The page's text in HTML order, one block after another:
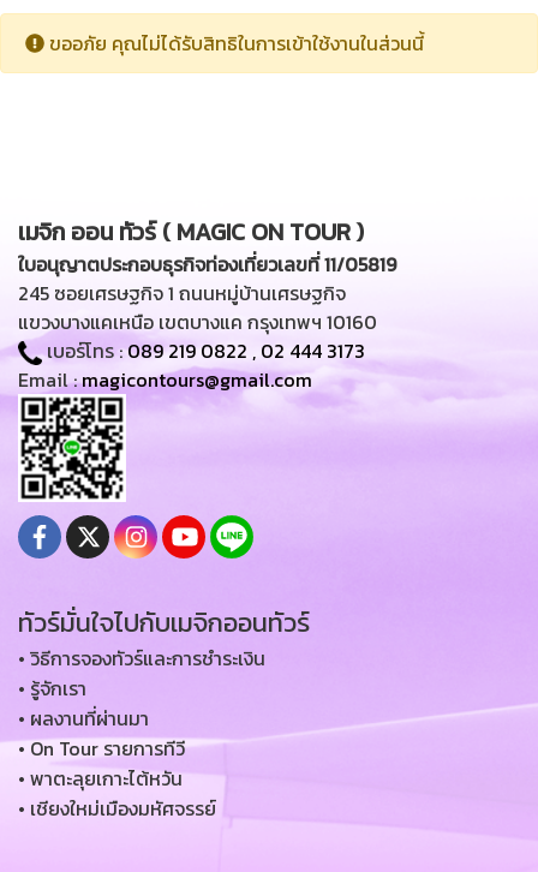
ขออภัย คุณไม่ได้รับสิทธิในการเข้าใช้งานในส่วนนี้
เมจิก ออน ทัวร์ ( MAGIC ON TOUR )
ใบอนุญาตประกอบธุรกิจท่องเที่ยวเลขที่ 11/05819
245 ซอยเศรษฐกิจ 1 ถนนหมู่บ้านเศรษฐกิจ
แขวงบางแคเหนือ เขตบางแค กรุงเทพฯ 10160
เบอร์โทร :089 219 0822 , 02 444 3173
Email :magicontours@gmail.com
ทัวร์มั่นใจไปกับเมจิกออนทัวร์
• วิธีการจองทัวร์และการชำระเงิน
• รู้จักเรา
• ผลงานที่ผ่านมา
• On Tour รายการทีวี
• พาตะลุยเกาะไต้หวัน
• เชียงใหม่เมืองมหัศจรรย์